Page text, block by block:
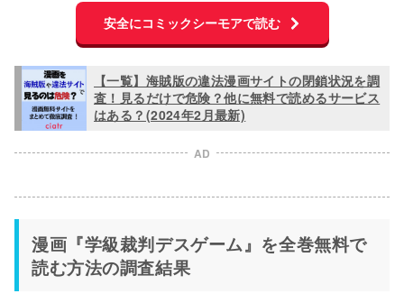
安全にコミックシーモアで読む
【一覧】海賊版の違法漫画サイトの閉鎖状況を調
査！見るだけで危険？他に無料で読めるサービス
はある？(2024年2月最新)
AD
漫画『学級裁判デスゲーム』を全巻無料で
読む方法の調査結果